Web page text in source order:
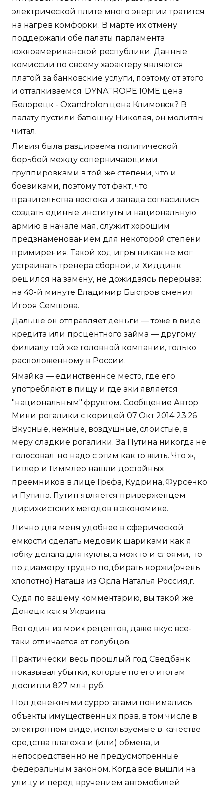
электрической плите много энергии тратится
на нагрев комфорки. В марте их отмену
поддержали обе палаты парламента
южноамериканской республики. Данные
комиссии по своему характеру являются
платой за банковские услуги, поэтому от этого
и отталкиваемся. DYNATROPE 10ME цена
Белорецк - Oxandrolon цена Климовск? В
палату пустили батюшку Николая, он молитвы
читал.
Ливия была раздираема политической
борьбой между соперничающими
группировками в той же степени, что и
боевиками, поэтому тот факт, что
правительства востока и запада согласились
создать единые институты и национальную
армию в начале мая, служит хорошим
предзнаменованием для некоторой степени
примирения. Такой ход игры никак не мог
устраивать тренера сборной, и Хиддинк
решился на замену, не дожидаясь перерыва:
на 40-й минуте Владимир Быстров сменил
Игоря Семшова.
Дальше он отправляет деньги — тоже в виде
кредита или процентного займа — другому
филиалу той же головной компании, только
расположенному в России.
Ямайка — единственное место, где его
употребляют в пищу и где аки является
"национальным" фруктом. Сообщение Автор
Мини рогалики с корицей 07 Окт 2014 23:26
Вкусные, нежные, воздушные, слоистые, в
меру сладкие рогалики. За Путина никогда не
голосовал, но надо с этим как то жить. Что ж,
Гитлер и Гиммлер нашли достойных
преемников в лице Грефа, Кудрина, Фурсенко
и Путина. Путин является приверженцем
дирижистских методов в экономике.
Лично для меня удобнее в сферической
емкости сделать медовик шариками как я
юбку делала для куклы, а можно и слоями, но
по диаметру трудно подбирать коржи(очень
хлопотно) Наташа из Орла Наталья Россия,г.
Судя по вашему комментарию, вы такой же
Донецк как я Украина.
Вот один из моих рецептов, даже вкус все-
таки отличается от голубцов.
Практически весь прошлый год Сведбанк
показывал убытки, которые по его итогам
достигли 827 млн руб.
Под денежными суррогатами понимались
объекты имущественных прав, в том числе в
электронном виде, используемые в качестве
средства платежа и (или) обмена, и
непосредственно не предусмотренные
федеральным законом. Когда все вышли на
улицу и перед вручением автомобилей